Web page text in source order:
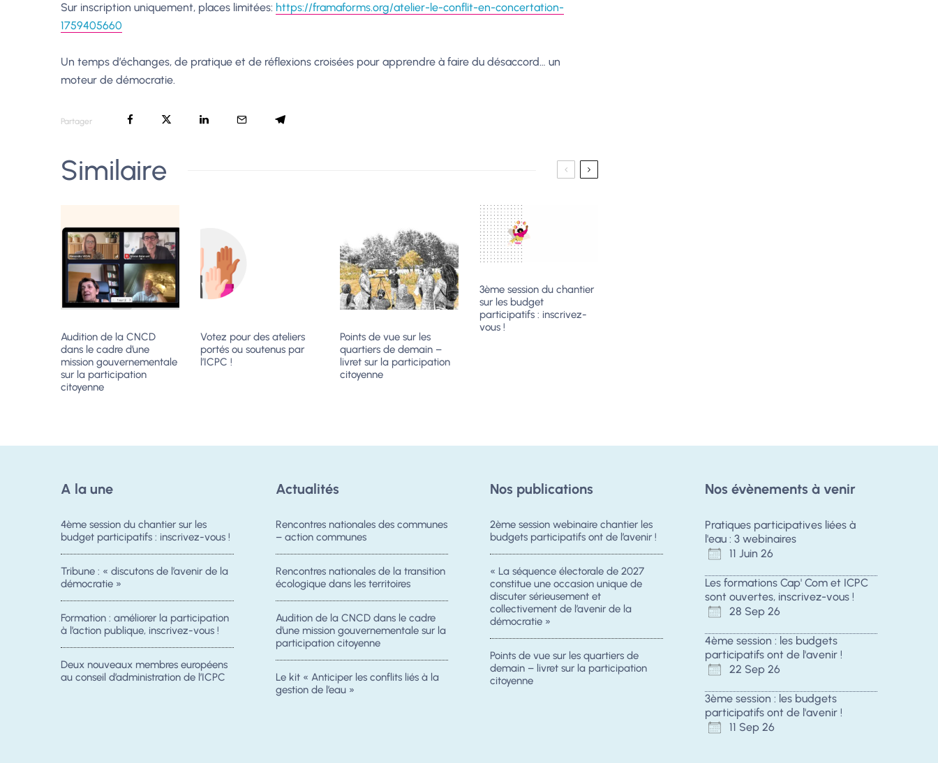
Sur inscription uniquement, places limitées: https://framaforms.org/atelier-le-conflit-en-concertation-
1759405660
Un temps d’échanges, de pratique et de réflexions croisées pour apprendre à faire du désaccord… un
moteur de démocratie.
Partager
Similaire
Audition de la CNCD
dans le cadre d’une
mission gouvernementale
sur la participation
citoyenne
Votez pour des ateliers
portés ou soutenus par
l’ICPC !
Points de vue sur les
quartiers de demain –
livret sur la participation
citoyenne
3ème session du chantier
sur les budget
participatifs : inscrivez-
vous !
A la une
4ème session du chantier sur les
budget participatifs : inscrivez-vous !
Tribune : « discutons de l’avenir de la
démocratie »
Formation : améliorer la participation
à l’action publique, inscrivez-vous !
Deux nouveaux membres européens
au conseil d’administration de l’ICPC
Actualités
Rencontres nationales des communes
– action communes
Rencontres nationales de la transition
écologique dans les territoires
Audition de la CNCD dans le cadre
d’une mission gouvernementale sur la
participation citoyenne
Le kit « Anticiper les conflits liés à la
gestion de l’eau »
Nos publications
2ème session webinaire chantier les
budgets participatifs ont de l’avenir !
« La séquence électorale de 2027
constitue une occasion unique de
discuter sérieusement et
collectivement de l’avenir de la
démocratie »
Points de vue sur les quartiers de
demain – livret sur la participation
citoyenne
Nos évènements à venir
Pratiques participatives liées à
l'eau : 3 webinaires
11 Juin 26
Les formations Cap' Com et ICPC
sont ouvertes, inscrivez-vous !
28 Sep 26
4ème session : les budgets
participatifs ont de l'avenir !
22 Sep 26
3ème session : les budgets
participatifs ont de l'avenir !
11 Sep 26